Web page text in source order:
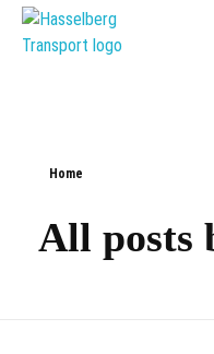
Home
All posts